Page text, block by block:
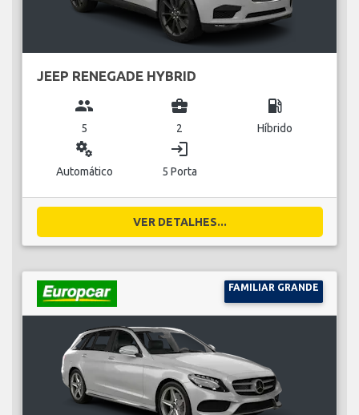
JEEP RENEGADE HYBRID
group
5
business_center
2
local_gas_station
Híbrido
miscellaneous_services
Automático
login
5 Porta
VER DETALHES...
FAMILIAR GRANDE